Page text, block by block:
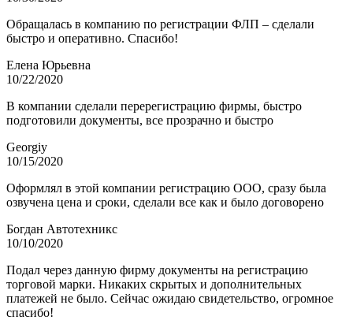
Обращалась в компанию по регистрации ФЛП – сделали
быстро и оперативно. Спасибо!
Елена Юрьевна
10/22/2020
В компании сделали перерегистрацию фирмы, быстро
подготовили документы, все прозрачно и быстро
Georgiy
10/15/2020
Оформлял в этой компании регистрацию ООО, сразу была
озвучена цена и сроки, сделали все как и было договорено
Богдан Автотехникс
10/10/2020
Подал через данную фирму документы на регистрацию
торговой марки. Никаких скрытых и дополнительных
платежей не было. Сейчас ожидаю свидетельство, огромное
спасибо!